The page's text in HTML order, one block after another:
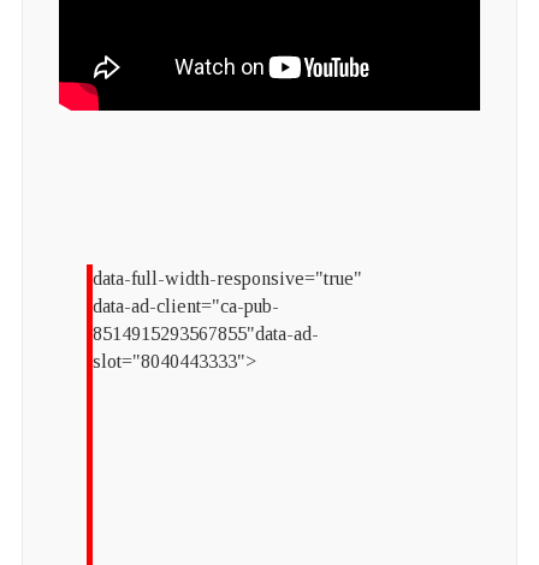
data-full-width-responsive="true"
data-ad-client="ca-pub-
8514915293567855"data-ad-
slot="8040443333">